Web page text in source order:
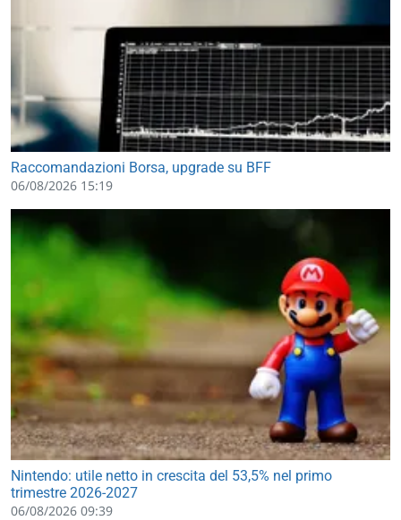
Raccomandazioni Borsa, upgrade su BFF
06/08/2026 15:19
Nintendo: utile netto in crescita del 53,5% nel primo
trimestre 2026-2027
06/08/2026 09:39